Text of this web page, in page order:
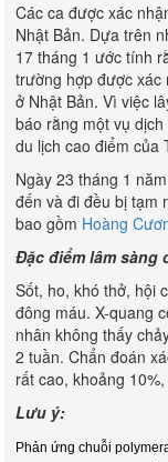
Các ca được xác
Nhật Bản. Dựa trên
17 tháng 1 ước tính
trường hợp được xác
ở Nhật Bản. Vì việc
báo rằng một vụ
du lịch cao điểm của
Ngày 23 tháng 1
đến và đi đều bị tạm
bao gồm Hoàng
Đặc điểm lâm sàng
Sốt, ho, khó thở, hội
đông máu. X-quang
nhân không thấy
2 tuần. Chẩn đoán
rất cao, khoảng
Lưu ý:
Phản ứng chuỗi